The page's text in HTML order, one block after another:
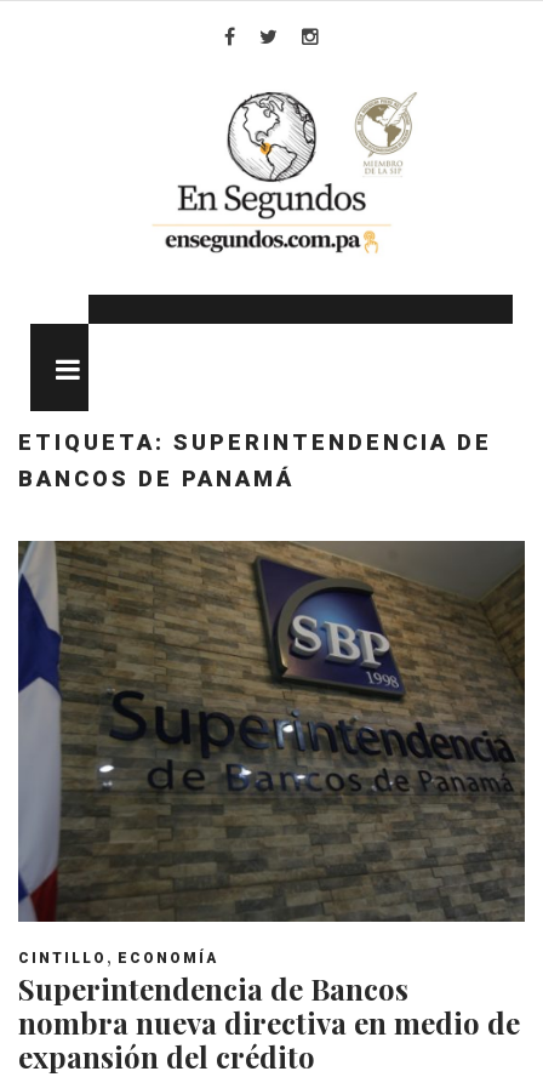
ETIQUETA: SUPERINTENDENCIA DE
BANCOS DE PANAMÁ
CINTILLO , ECONOMÍA
Superintendencia de Bancos
nombra nueva directiva en medio de
expansión del crédito